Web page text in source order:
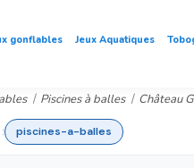
gonflables Jeux Aquatiques
Piscines à balles Château
piscines-a-balles